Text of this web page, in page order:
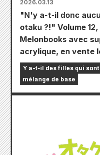
2026.03.13
"N'y a-t-il donc
otaku ?!" Volume
Melonbooks avec
acrylique, en vente
Y a-t-il des filles qui
mélange de base